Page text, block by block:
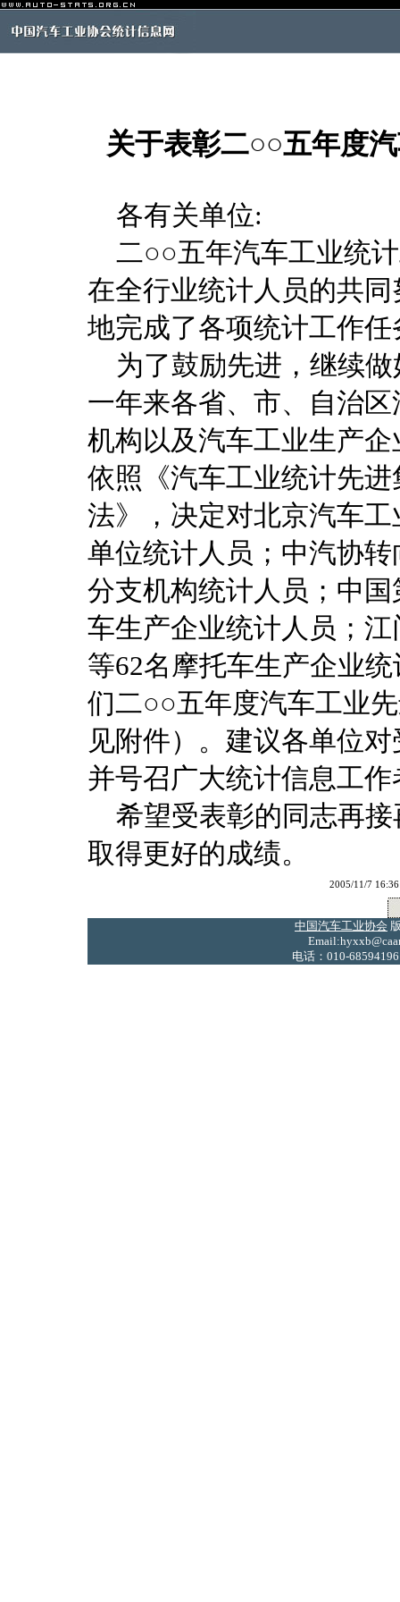
关于表彰二○○五年度
各有关单位:
二○○五年汽车工业统
在全行业统计人员的共
地完成了各项统计工作任
为了鼓励先进，继续做
一年来各省、市、自治
机构以及汽车工业生产
依照《汽车工业统计先
法》，决定对北京汽车
单位统计人员；中汽协
分支机构统计人员；中
车生产企业统计人员；
等62名摩托车生产企业
们二○○五年度汽车工业
见附件）。建议各单位
并号召广大统计信息工
希望受表彰的同志再接
取得更好的成绩。
2005/11/7
中国汽车工业协会
电话：010-